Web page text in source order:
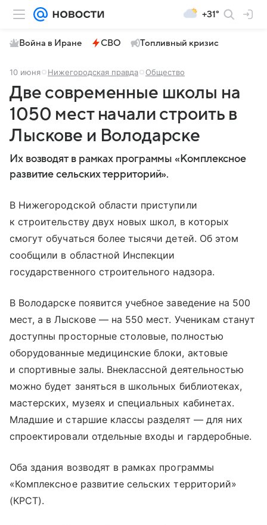
+31°
Война в Иране СВО Топливный кризис
10 июня Нижегородская правда Общество
Две современные школы на
1050 мест начали строить в
Лыскове и Володарске
Их возводят в рамках программы «Комплексное
развитие сельских территорий».
В Нижегородской области приступили
к строительству двух новых школ, в которых
смогут обучаться более тысячи детей. Об этом
сообщили в областной Инспекции
государственного строительного надзора.
В Володарске появится учебное заведение на 500
мест, а в Лыскове — на 550 мест. Ученикам станут
доступны просторные столовые, полностью
оборудованные медицинские блоки, актовые
и спортивные залы. Внеклассной деятельностью
можно будет заняться в школьных библиотеках,
мастерских, музеях и специальных кабинетах.
Младшие и старшие классы разделят — для них
спроектировали отдельные входы и гардеробные.
Оба здания возводят в рамках программы
«Комплексное развитие сельских территорий»
(КРСТ).